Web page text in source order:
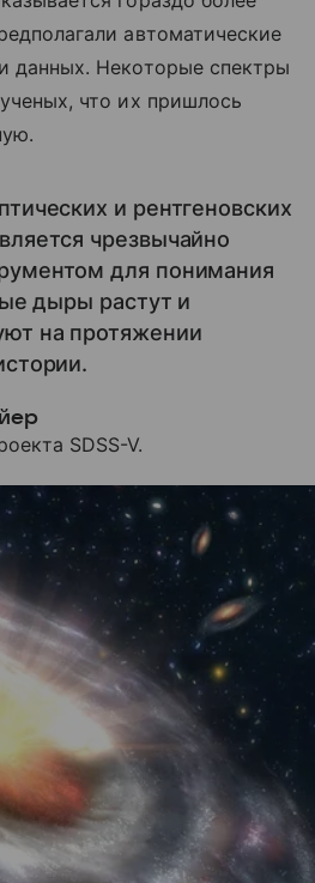
автоматические
данных. Некоторые спектры
что их пришлось
и рентгеновских
чрезвычайно
для понимания
дыры растут и
на протяжении
SDSS-V.